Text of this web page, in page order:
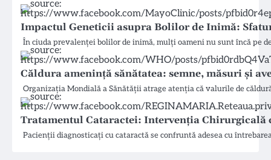
Impactul Geneticii asupra Bolilor de Inimă:
În ciuda prevalenței bolilor de inimă, mulți oameni nu sunt încă pe
Căldura amenință sănătatea: semne, măsuri și
Organizația Mondială a Sănătății atrage atenția că valurile de
Tratamentul Cataractei: Intervenția
Pacienții diagnosticați cu cataractă se confruntă adesea cu